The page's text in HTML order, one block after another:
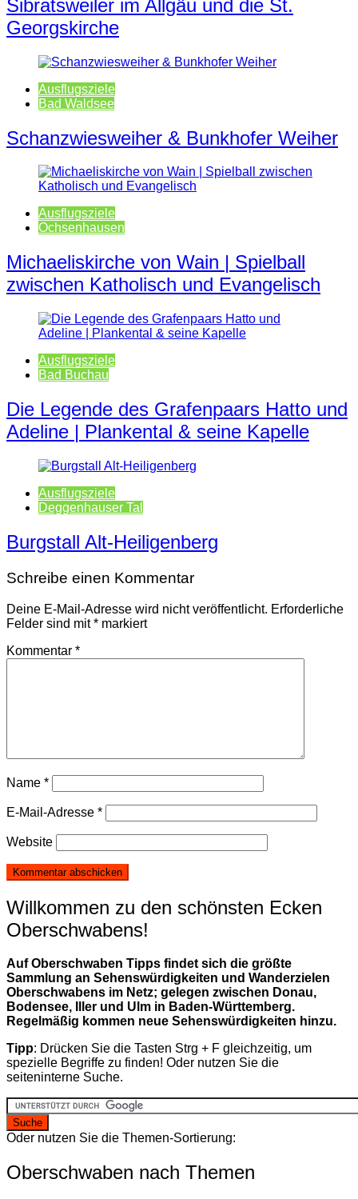
Sibratsweiler im Allgäu und die St.
Georgskirche
Ausflugsziele
Bad Waldsee
Schanzwiesweiher & Bunkhofer Weiher
Ausflugsziele
Ochsenhausen
Michaeliskirche von Wain | Spielball
zwischen Katholisch und Evangelisch
Ausflugsziele
Bad Buchau
Die Legende des Grafenpaars Hatto und
Adeline | Plankental & seine Kapelle
Ausflugsziele
Deggenhauser Tal
Burgstall Alt-Heiligenberg
Schreibe einen Kommentar
Deine E-Mail-Adresse wird nicht veröffentlicht. Erforderliche
Felder sind mit* markiert
Kommentar *
Name *
E-Mail-Adresse *
Website
Willkommen zu den schönsten Ecken
Oberschwabens!
Auf Oberschwaben Tipps findet sich die größte
Sammlung an Sehenswürdigkeiten und Wanderzielen
Oberschwabens im Netz; gelegen zwischen Donau,
Bodensee, Iller und Ulm in Baden-Württemberg.
Regelmäßig kommen neue Sehenswürdigkeiten hinzu.
Tipp: Drücken Sie die Tasten Strg + F gleichzeitig, um
spezielle Begriffe zu finden! Oder nutzen Sie die
seiteninterne Suche.
Oder nutzen Sie die Themen-Sortierung:
Oberschwaben nach Themen